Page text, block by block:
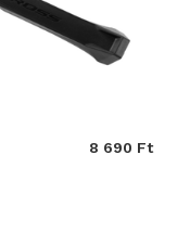
8 690 Ft